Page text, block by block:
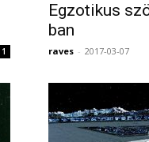
1
Egzotikus
ban
raves - 2017-03-07